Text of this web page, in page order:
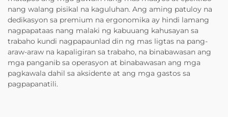
nang walang pisikal na kaguluhan. Ang aming patuloy na
dedikasyon sa premium na ergonomika ay hindi lamang
nagpapataas nang malaki ng kabuuang kahusayan sa
trabaho kundi nagpapaunlad din ng mas ligtas na pang-
araw-araw na kapaligiran sa trabaho, na binabawasan ang
mga panganib sa operasyon at binabawasan ang mga
pagkawala dahil sa aksidente at ang mga gastos sa
pagpapanatili.